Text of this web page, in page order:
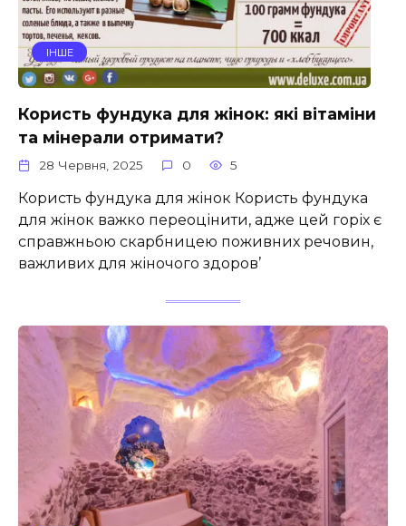
ІНШЕ
Користь фундука для жінок: які вітаміни
та мінерали отримати?
28 Червня, 2025 0 5
Користь фундука для жінок Користь фундука
для жінок важко переоцінити, адже цей горіх є
справжньою скарбницею поживних речовин,
важливих для жіночого здоров’